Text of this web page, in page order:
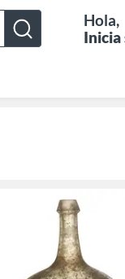
Hola,
Inicia